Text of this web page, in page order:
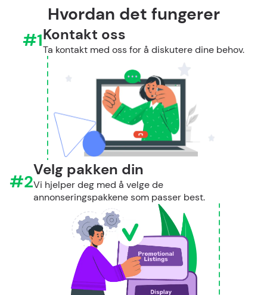
Hvordan det fungerer
#1Kontakt oss
Ta kontakt med oss for å diskutere dine behov.
#2
Velg pakken din
Vi hjelper deg med å velge de
annonseringspakkene som passer best.